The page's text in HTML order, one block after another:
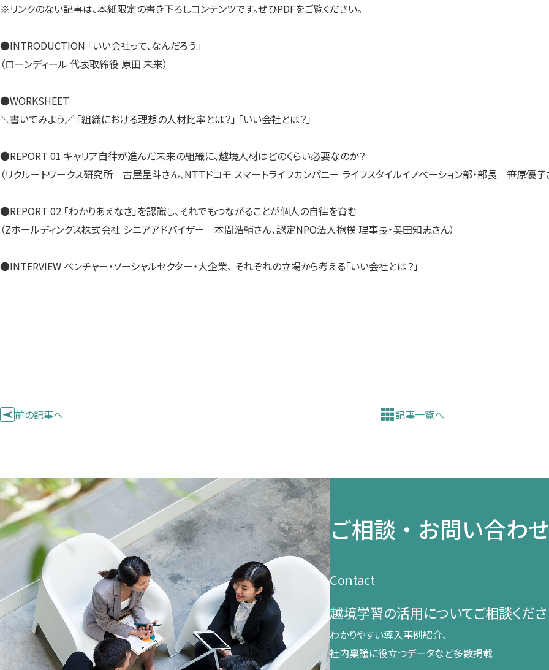
※リンクのない記事は、本紙限定の書き下ろしコンテンツです。ぜひPDFをご覧ください。
●INTRODUCTION 「いい会社って、なんだろう」
（ローンディール 代表取締役 原田 未来）
●WORKSHEET
＼書いてみよう／ 「組織における理想の人材比率とは？」 「いい会社とは？」
●REPORT 01 キャリア自律が進んだ未来の組織に、越境人材はどのくらい必要なのか？
（リクルートワークス研究所 古屋星斗さん、NTTドコモ スマートライフカンパニー ライフスタイルイノベーション部・部長 笹原優子
●REPORT 02 「わかりあえなさ」を認識し、それでもつながることが個人の自律を育む
（Zホールディングス株式会社 シニアアドバイザー 本間浩輔さん、認定NPO法人抱樸 理事長・奥田知志さん）
●INTERVIEW ベンチャー・ソーシャルセクター・大企業、 それぞれの立場から考える「いい会社とは？」
前の記事へ 記事一覧へ
ご相談・お問い合わせ
Contact
越境学習の​活用に​ついて​ご相談くだ
わかりやすい導入事例紹介、​
社内稟議に​役立つデータなど​多数掲載